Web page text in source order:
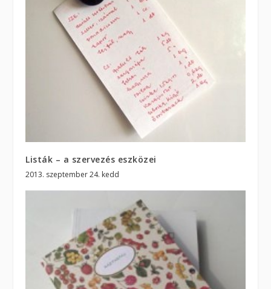
Listák – a szervezés eszközei
2013. szeptember 24. kedd